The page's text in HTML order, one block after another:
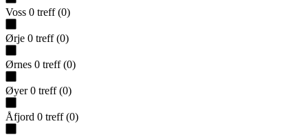
Voss 0 treff (0)
Ørje 0 treff (0)
Ørnes 0 treff (0)
Øyer 0 treff (0)
Åfjord 0 treff (0)